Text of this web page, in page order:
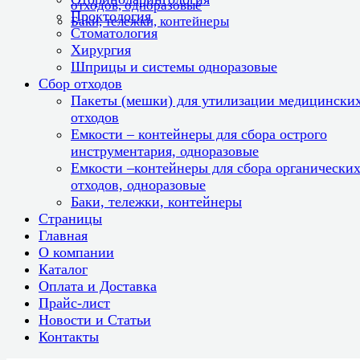
отходов, одноразовые
Баки, тележки, контейнеры
Проктология
Стоматология
Хирургия
Шприцы и системы одноразовые
Сбор отходов
Пакеты (мешки) для утилизации
отходов
Емкости – контейнеры для сбора острого
инструментария, одноразовые
Емкости –контейнеры для сбора органических
отходов, одноразовые
Баки, тележки, контейнеры
Страницы
Главная
О компании
Каталог
Оплата и Доставка
Прайс-лист
Новости и Статьи
Контакты